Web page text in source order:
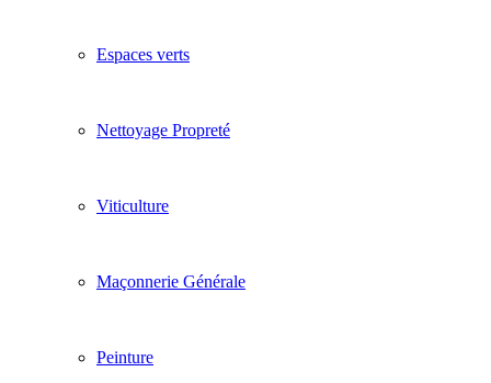
Espaces verts
Nettoyage Propreté
Viticulture
Maçonnerie Générale
Peinture